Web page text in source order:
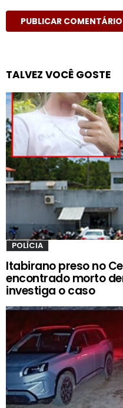
TALVEZ VOCÊ GOSTE
POLÍCIA
Itabirano preso no
encontrado morto
investiga o caso